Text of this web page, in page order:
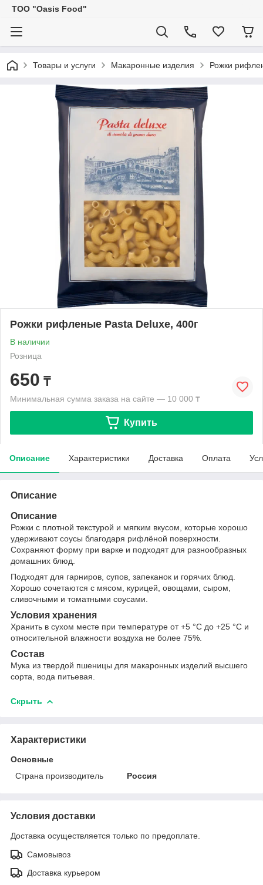
ТОО "Oasis Food"
Товары и услуги Макаронные изделия Рожки
Рожки рифленые Pasta Deluxe, 400г
В наличии
Розница
650 ₸
Минимальная сумма заказа на сайте — 10 000 ₸
Купить
Описание Характеристики Доставка Оплата
Описание
Описание
Рожки с плотной текстурой и мягким вкусом, которые хорошо
удерживают соусы благодаря рифлёной поверхности.
Сохраняют форму при варке и подходят для разнообразных
домашних блюд.
Подходят для гарниров, супов, запеканок и горячих блюд.
Хорошо сочетаются с мясом, курицей, овощами, сыром,
сливочными и томатными соусами.
Условия хранения
Хранить в сухом месте при температуре от +5 °C до +25 °C и
относительной влажности воздуха не более 75%.
Состав
Мука из твердой пшеницы для макаронных изделий высшего
сорта, вода питьевая.
Скрыть
Характеристики
Основные
Страна производитель
Россия
Условия доставки
Доставка осуществляется только по предоплате.
Самовывоз
Доставка курьером